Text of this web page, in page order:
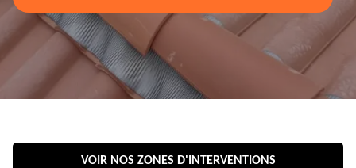
VOIR NOS ZONES D'INTERVENTIONS